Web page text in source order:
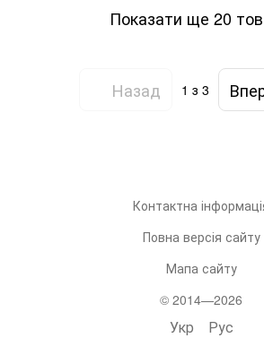
Показати ще 20
Назад 1 з 3
Контактна
Повна версія сайту
Мапа сайту
© 2014—2026
Укр Рус